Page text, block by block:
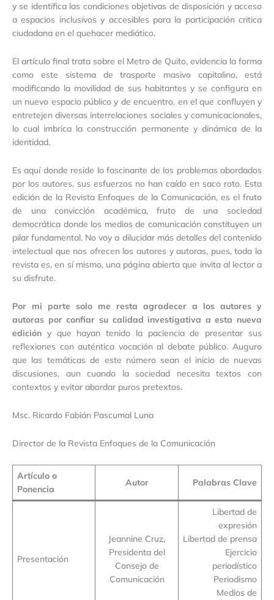
y se identifica las condiciones objetivas de disposición y acceso
a espacios inclusivos y accesibles para la participación critica
ciudadana en el quehacer mediático.
El artículo final trata sobre el Metro de Quito, evidencia la forma
como este sistema de trasporte masivo capitalino, está
modificando la movilidad de sus habitantes y se configura en
un nuevo espacio público y de encuentro, en el que confluyen y
entretejen diversas interrelaciones sociales y comunicacionales,
lo cual imbrica la construcción permanente y dinámica de la
identidad.
Es aquí donde reside lo fascinante de los problemas abordados
por los autores, sus esfuerzos no han caído en saco roto. Esta
edición de la Revista Enfoques de la Comunicación, es el fruto
de una convicción académica, fruto de una sociedad
democrática donde los medios de comunicación constituyen un
pilar fundamental. No voy a dilucidar más detalles del contenido
intelectual que nos ofrecen los autores y autoras, pues, toda la
revista es, en sí mismo, una página abierta que invita al lector a
su disfrute.
Por mi parte solo me resta agradecer a los autores y
autoras por confiar su calidad investigativa a esta nueva
edición y que hayan tenido la paciencia de presentar sus
reflexiones con auténtica vocación al debate público. Auguro
que las temáticas de este número sean el inicio de nuevas
discusiones, aun cuando la sociedad necesita textos con
contextos y evitar abordar puros pretextos.
Msc. Ricardo Fabián Pascumal Luna
Director de la Revista Enfoques de la Comunicación
Artículo o
Ponencia
Autor Palabras Clave
Presentación
Jeannine Cruz,
Presidenta del
Consejo de
Comunicación
Libertad de
expresión
Libertad de prensa
Ejercicio
periodístico
Periodismo
Medios de